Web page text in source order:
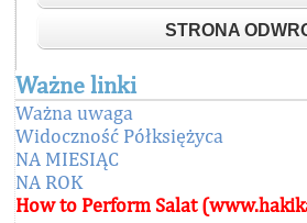
STRONA
Ważne linki
Ważna uwaga
Widoczność Półksiężyca
NA MIESIĄC
NA ROK
How to Perform Salat